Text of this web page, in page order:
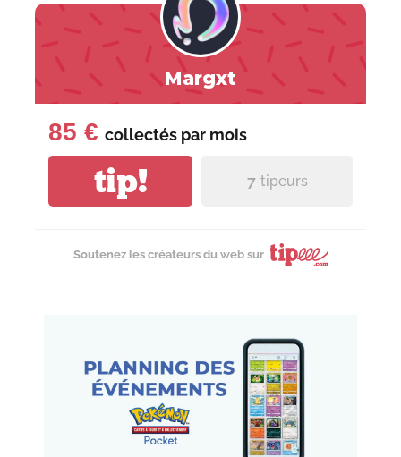
Margxt
85 € collectés par mois
tip! 7 tipeurs
Soutenez les créateurs du web sur